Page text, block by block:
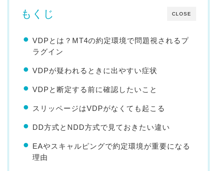
CLOSE
もくじ
VDPとは？MT4の約定環境で問題視されるプ
ラグイン
VDPが疑われるときに出やすい症状
VDPと断定する前に確認したいこと
スリッページはVDPがなくても起こる
DD方式とNDD方式で見ておきたい違い
EAやスキャルピングで約定環境が重要になる
理由